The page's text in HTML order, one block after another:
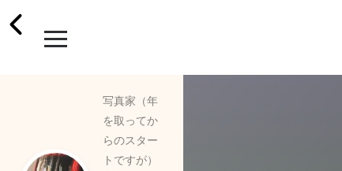
写真家（年
を取ってか
らのスター
トですが）